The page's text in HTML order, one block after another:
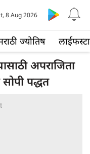
ज्योतिष
8 Aug 2026
अपराजिता
पद्धत